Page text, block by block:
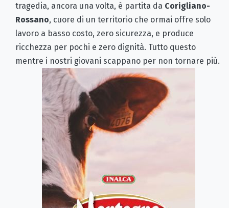
tragedia, ancora una volta, è partita da Corigliano-
Rossano, cuore di un territorio che ormai offre solo
lavoro a basso costo, zero sicurezza, e produce
ricchezza per pochi e zero dignità. Tutto questo
mentre i nostri giovani scappano per non tornare più.